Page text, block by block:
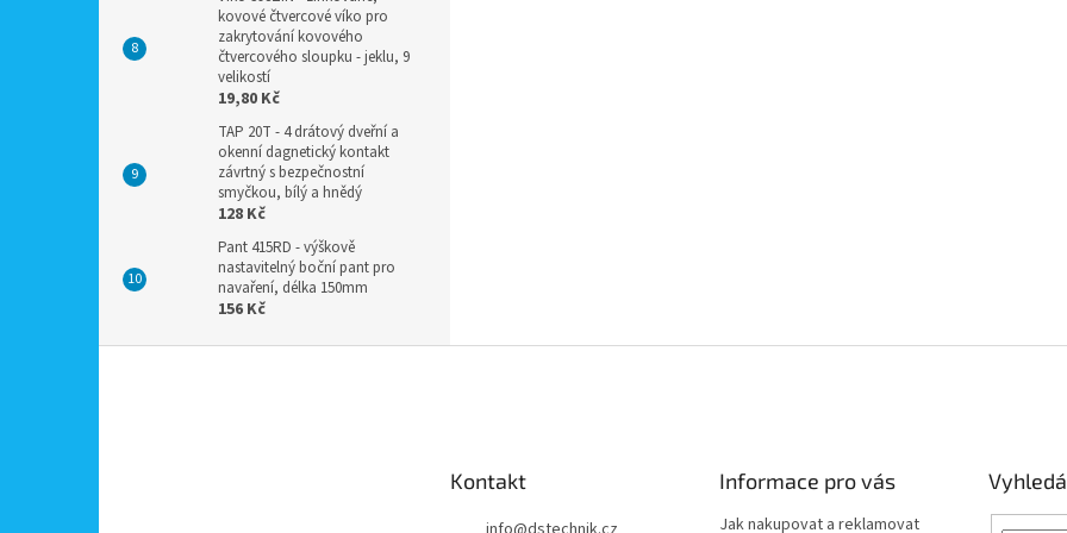
kovové čtvercové víko pro
zakrytování kovového
čtvercového sloupku - jeklu, 9
velikostí
19,80 Kč
TAP 20T - 4 drátový dveřní a
okenní dagnetický kontakt
závrtný s bezpečnostní
smyčkou, bílý a hnědý
128 Kč
Pant 415RD - výškově
nastavitelný boční pant pro
navaření, délka 150mm
156 Kč
Kontakt Informace pro vás
Jak nakupovat a reklamovat